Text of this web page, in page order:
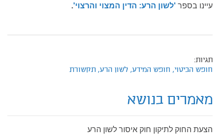
עיינו בספר 'לשון הרע: הדין המצוי והרצוי'.
תגיות:
חופש הביטוי, חופש המידע, לשון הרע, תקשורת
מאמרים בנושא
הצעת החוק לתיקון חוק איסור לשון הרע